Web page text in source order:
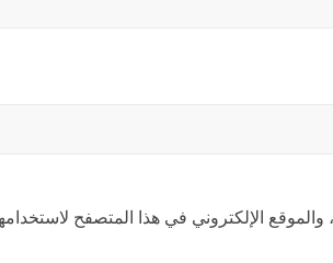
الإلكتروني في هذا المتصفح